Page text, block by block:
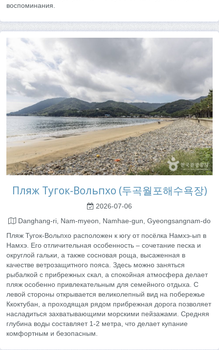
воспоминания.
Пляж Тугок-Вольпхо (두곡월포해수욕장)
2026-07-06
Danghang-ri, Nam-myeon, Namhae-gun, Gyeongsangnam-do
Пляж Тугок-Вольпхо расположен к югу от посёлка Намхэ-ып в
Намхэ. Его отличительная особенность – сочетание песка и
округлой гальки, а также сосновая роща, высаженная в
качестве ветрозащитного пояса. Здесь можно заняться
рыбалкой с прибрежных скал, а спокойная атмосфера делает
пляж особенно привлекательным для семейного отдыха. С
левой стороны открывается великолепный вид на побережье
Ккоктубан, а проходящая рядом прибрежная дорога позволяет
насладиться захватывающими морскими пейзажами. Средняя
глубина воды составляет 1-2 метра, что делает купание
комфортным и безопасным.